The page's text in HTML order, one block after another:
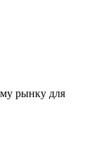
рынку для